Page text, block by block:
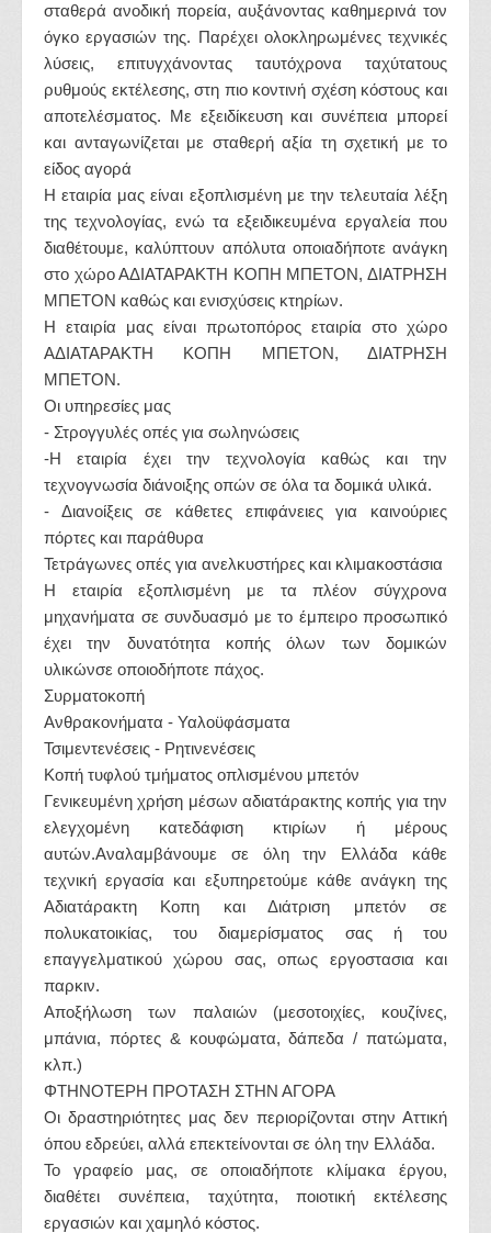
σταθερά ανοδική πορεία, αυξάνοντας καθημερινά τον
όγκο εργασιών της. Παρέχει ολοκληρωμένες τεχνικές
λύσεις, επιτυγχάνοντας ταυτόχρονα ταχύτατους
ρυθμούς εκτέλεσης, στη πιο κοντινή σχέση κόστους και
αποτελέσματος. Με εξειδίκευση και συνέπεια μπορεί
και ανταγωνίζεται με σταθερή αξία τη σχετική με το
είδος αγορά
Η εταιρία μας είναι εξοπλισμένη με την τελευταία λέξη
της τεχνολογίας, ενώ τα εξειδικευμένα εργαλεία που
διαθέτουμε, καλύπτουν απόλυτα οποιαδήποτε ανάγκη
στο χώρο ΑΔΙΑΤΑΡΑΚΤΗ ΚΟΠΗ ΜΠΕΤΟΝ, ΔΙΑΤΡΗΣΗ
ΜΠΕΤΟΝ καθώς και ενισχύσεις κτηρίων.
Η εταιρία μας είναι πρωτοπόρος εταιρία στο χώρο
ΑΔΙΑΤΑΡΑΚΤΗ ΚΟΠΗ ΜΠΕΤΟΝ, ΔΙΑΤΡΗΣΗ
ΜΠΕΤΟΝ.
Οι υπηρεσίες μας
- Στρογγυλές οπές για σωληνώσεις
-Η εταιρία έχει την τεχνολογία καθώς και την
τεχνογνωσία διάνοιξης οπών σε όλα τα δομικά υλικά.
- Διανοίξεις σε κάθετες επιφάνειες για καινούριες
πόρτες και παράθυρα
Τετράγωνες οπές για ανελκυστήρες και κλιμακοστάσια
Η εταιρία εξοπλισμένη με τα πλέον σύγχρονα
μηχανήματα σε συνδυασμό με το έμπειρο προσωπικό
έχει την δυνατότητα κοπής όλων των δομικών
υλικώνσε οποιοδήποτε πάχος.
Συρματοκοπή
Ανθρακονήματα - Υαλοϋφάσματα
Τσιμεντενέσεις - Ρητινενέσεις
Κοπή τυφλού τμήματος οπλισμένου μπετόν
Γενικευμένη χρήση μέσων αδιατάρακτης κοπής για την
ελεγχομένη κατεδάφιση κτιρίων ή μέρους
αυτών.Αναλαμβάνουμε σε όλη την Ελλάδα κάθε
τεχνική εργασία και εξυπηρετούμε κάθε ανάγκη της
Αδιατάρακτη Κοπη και Διάτριση μπετόν σε
πολυκατοικίας, του διαμερίσματος σας ή του
επαγγελματικού χώρου σας, οπως εργοστασια και
παρκιν.
Αποξήλωση των παλαιών (μεσοτοιχίες, κουζίνες,
μπάνια, πόρτες & κουφώματα, δάπεδα / πατώματα,
κλπ.)
ΦΤΗΝΟΤΕΡΗ ΠΡΟΤΑΣΗ ΣΤΗΝ ΑΓΟΡΑ
Οι δραστηριότητες μας δεν περιορίζονται στην Αττική
όπου εδρεύει, αλλά επεκτείνονται σε όλη την Ελλάδα.
Το γραφείο μας, σε οποιαδήποτε κλίμακα έργου,
διαθέτει συνέπεια, ταχύτητα, ποιοτική εκτέλεσης
εργασιών και χαμηλό κόστος.